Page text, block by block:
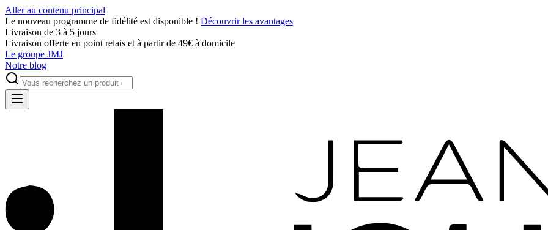
Aller au contenu principal
Le nouveau programme de fidélité est disponible ! Découvrir les avantages
Livraison de 3 à 5 jours
Livraison offerte en point relais et à partir de 49€ à domicile
Le groupe JMJ
Notre blog